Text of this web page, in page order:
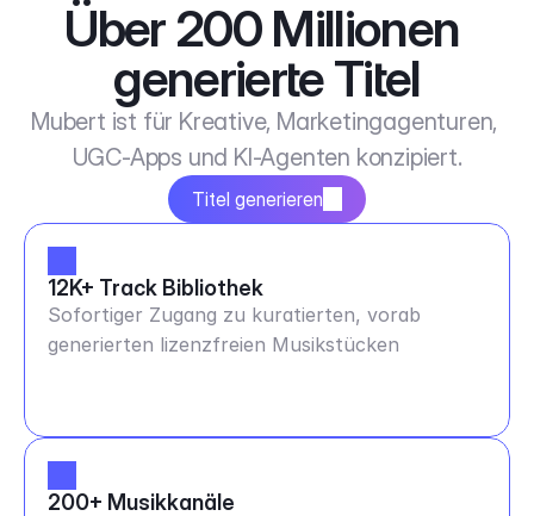
Über 200 Millionen
generierte Titel
Mubert ist für Kreative, Marketingagenturen,
UGC-Apps und KI-Agenten konzipiert.
Titel generieren
12K+ Track Bibliothek
Sofortiger Zugang zu kuratierten, vorab
generierten lizenzfreien Musikstücken
200+ Musikkanäle